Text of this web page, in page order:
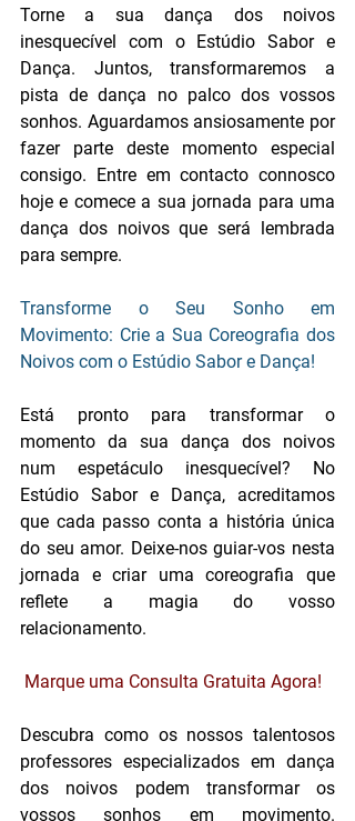
Torne a sua dança dos noivos
inesquecível com o Estúdio Sabor e
Dança. Juntos, transformaremos a
pista de dança no palco dos vossos
sonhos. Aguardamos ansiosamente por
fazer parte deste momento especial
consigo. Entre em contacto connosco
hoje e comece a sua jornada para uma
dança dos noivos que será lembrada
para sempre.
Transforme o Seu Sonho em
Movimento: Crie a Sua Coreografia dos
Noivos com o Estúdio Sabor e Dança!
Está pronto para transformar o
momento da sua dança dos noivos
num espetáculo inesquecível? No
Estúdio Sabor e Dança, acreditamos
que cada passo conta a história única
do seu amor. Deixe-nos guiar-vos nesta
jornada e criar uma coreografia que
reflete a magia do vosso
relacionamento.
Marque uma Consulta Gratuita Agora!
Descubra como os nossos talentosos
professores especializados em dança
dos noivos podem transformar os
vossos sonhos em movimento.